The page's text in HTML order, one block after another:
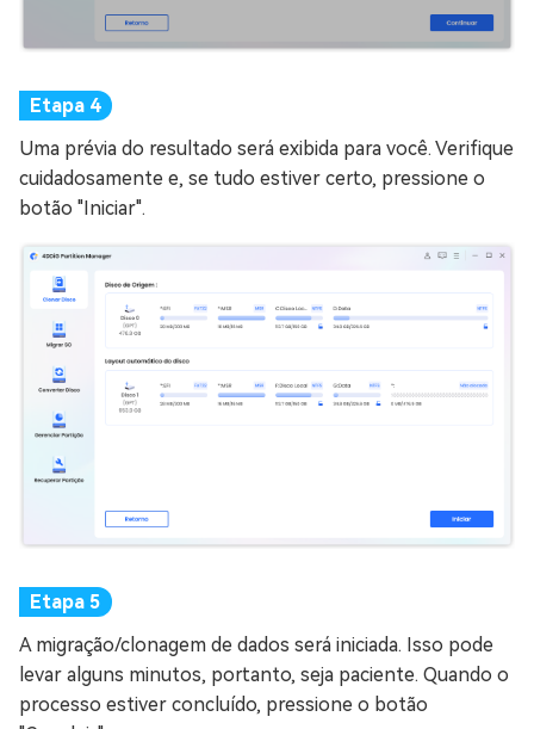
Uma prévia do resultado será exibida para você. Verifique
cuidadosamente e, se tudo estiver certo, pressione o
botão "Iniciar".
A migração/clonagem de dados será iniciada. Isso pode
levar alguns minutos, portanto, seja paciente. Quando o
processo estiver concluído, pressione o botão